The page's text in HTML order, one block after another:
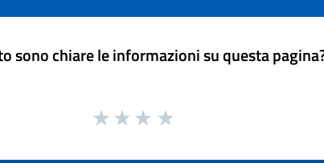
sono chiare le informazioni su questa